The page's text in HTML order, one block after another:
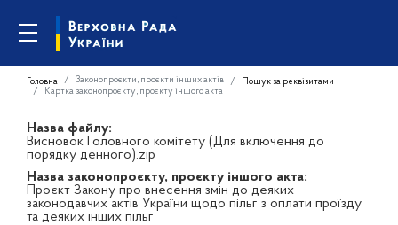
Головна Законопроєкти, проєкти інших актів
Пошук за реквізитами
Картка законопроєкту, проєкту іншого акта
Назва файлу:
Висновок Головного комітету (Для включення до
порядку денного).zip
Назва законопроєкту, проєкту іншого акта:
Проєкт Закону про внесення змін до деяких
законодавчих актів України щодо пільг з оплати проїзду
та деяких інших пільг